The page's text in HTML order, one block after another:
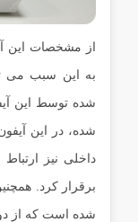
از مشخصات این
به این سبب می
شده توسط این
شده، در این
داخلی نیز
برقرار کرد.
شده است که از دو